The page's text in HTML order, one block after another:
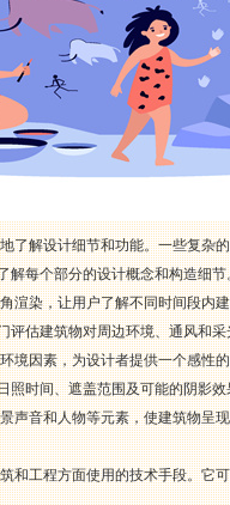
了解设计细节和功能。一些复
解每个部分的设计概念和构造细节
渲染，让用户了解不同时间段
评估建筑物对周边环境、通风和
境因素，为设计者提供一个感
照时间、遮盖范围及可能的阴影效
声音和人物等元素，使建筑物
和工程方面使用的技术手段。